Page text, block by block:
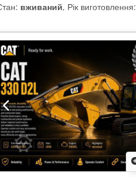
вживаний, Рік виготовлення: